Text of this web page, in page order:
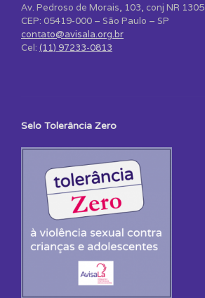
Av. Pedroso de Morais, 103, conj NR 1305
CEP: 05419-000 – São Paulo – SP
contato@avisala.org.br
Cel: (11) 97233-0813
Selo Tolerância Zero